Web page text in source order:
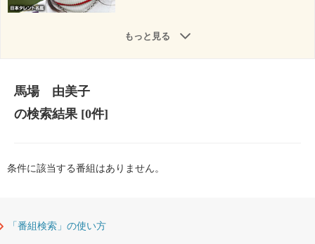
もっと見る
馬場 由美子
の検索結果[0件]
条件に該当する番組はありません。
「番組検索」の使い方